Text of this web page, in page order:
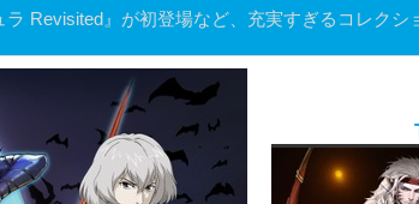
Revisited』が初登場など、充実すぎるコレクシ